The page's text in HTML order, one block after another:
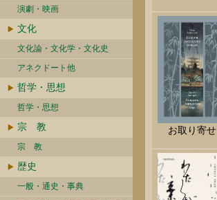
演劇・映画
文化
文化論・文化学・文化史
アネクドート他
哲学・思想
哲学・思想
宗 教
宗 教
歴史
一般・通史・事典
お取り寄せ